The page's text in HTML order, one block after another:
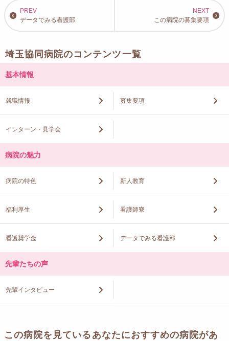
データでみる看護部 この病院の募集要項
埼玉協同病院のコンテンツ一覧
基本情報
就職情報 募集要項
インターン・見学会
病院の魅力
病院の特色 新人教育
福利厚生 看護師寮
看護奨学金 データでみる看護部
先輩たちの声
先輩インタビュー
この病院を見ているあなたにおすすめの病院があ